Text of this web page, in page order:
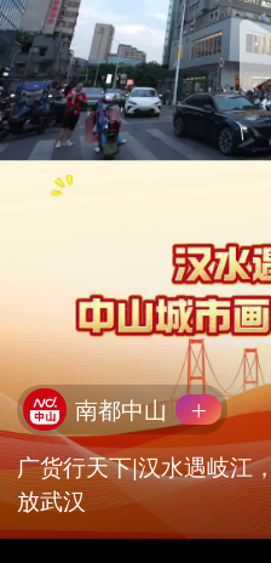
南都中山
广货行天下|汉水遇岐江
放武汉